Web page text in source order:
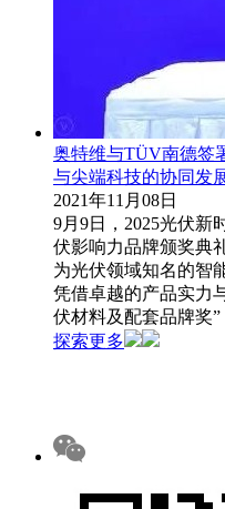
奥特维与TÜV南德
与尖端科技的协同发
2021年11月08日
9月9日，2025光伏新
伏影响力品牌颁奖典
为光伏领域知名的智
凭借卓越的产品实力
伏材料及配套品牌奖”
探索更多